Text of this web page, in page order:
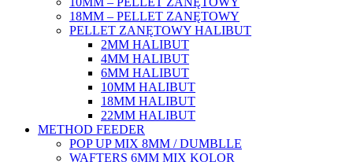
18MM – PELLET ZANĘTOWY
PELLET ZANĘTOWY HALIBUT
2MM HALIBUT
4MM HALIBUT
6MM HALIBUT
10MM HALIBUT
18MM HALIBUT
22MM HALIBUT
METHOD FEEDER
POP UP MIX 8MM / DUMBLLE
WAFTERS 6MM MIX KOLOR